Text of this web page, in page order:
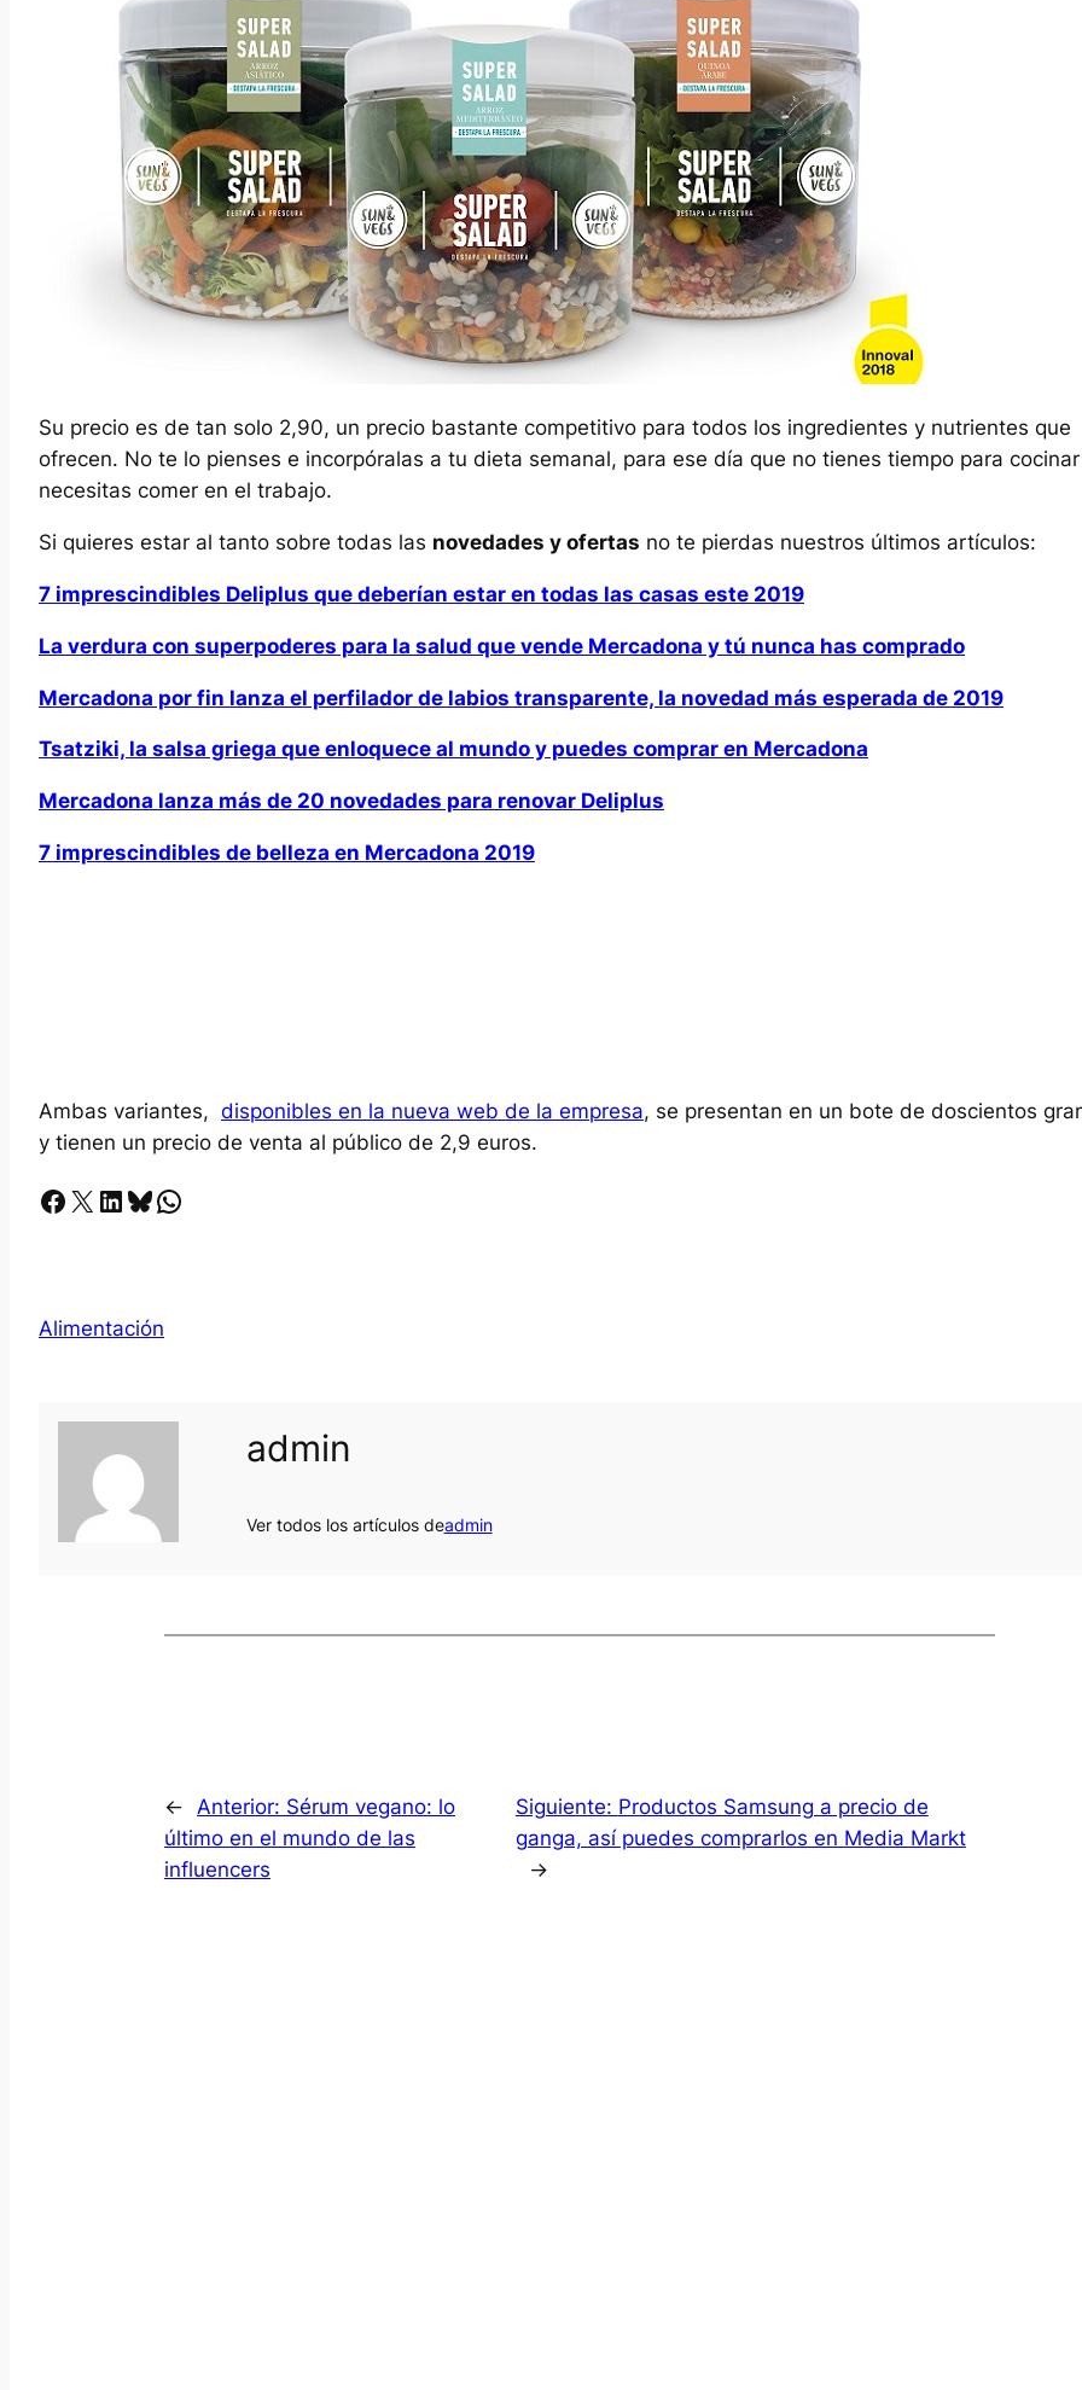
Su precio es de tan solo 2,90, un precio bastante competitivo para todos los ingredientes y nutrientes que
ofrecen. No te lo pienses e incorpóralas a tu dieta semanal, para ese día que no tienes tiempo para
necesitas comer en el trabajo.
Si quieres estar al tanto sobre todas las novedades y ofertas no te pierdas nuestros últimos artículos:
7 imprescindibles Deliplus que deberían estar en todas las casas este 2019
La verdura con superpoderes para la salud que vende Mercadona y tú nunca has comprado
Mercadona por fin lanza el perfilador de labios transparente, la novedad más esperada de 2019
Tsatziki, la salsa griega que enloquece al mundo y puedes comprar en Mercadona
Mercadona lanza más de 20 novedades para renovar Deliplus
7 imprescindibles de belleza en Mercadona 2019
Ambas variantes, disponibles en la nueva web de la empresa, se presentan en un bote de doscientos
y tienen un precio de venta al público de 2,9 euros.
Facebook X LinkedIn Bluesky Whatsapp
Alimentación
admin
Ver todos los artículos deadmin
← Anterior: Sérum vegano: lo
último en el mundo de las
influencers
Siguiente: Productos Samsung a precio de
ganga, así puedes comprarlos en Media Markt
→